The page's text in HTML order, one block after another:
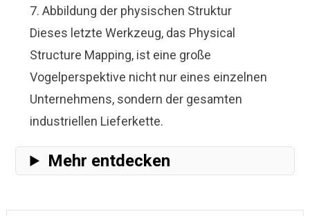
7. Abbildung der physischen Struktur
Dieses letzte Werkzeug, das Physical
Structure Mapping, ist eine große
Vogelperspektive nicht nur eines einzelnen
Unternehmens, sondern der gesamten
industriellen Lieferkette.
Mehr entdecken